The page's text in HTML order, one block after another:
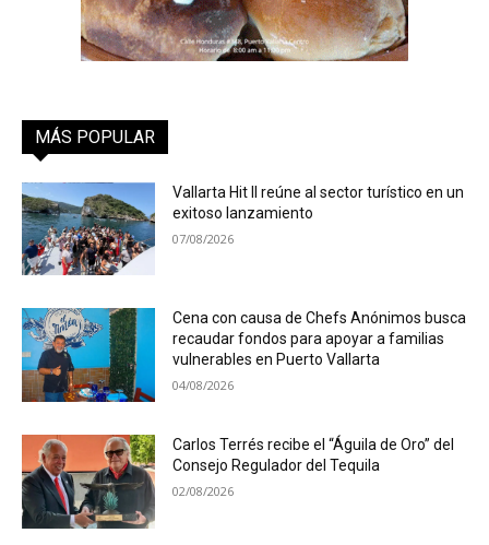
MÁS POPULAR
Vallarta Hit II reúne al sector turístico en un
exitoso lanzamiento
07/08/2026
Cena con causa de Chefs Anónimos busca
recaudar fondos para apoyar a familias
vulnerables en Puerto Vallarta
04/08/2026
Carlos Terrés recibe el “Águila de Oro” del
Consejo Regulador del Tequila
02/08/2026